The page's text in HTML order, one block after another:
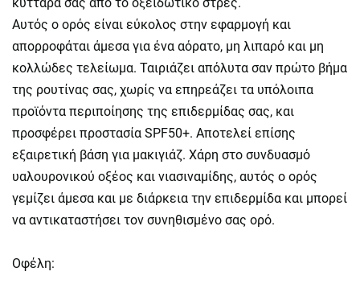
Αυτός ο ορός είναι εύκολος στην εφαρμογή και
απορροφάται άμεσα για ένα αόρατο, μη λιπαρό και μη
κολλώδες τελείωμα. Ταιριάζει απόλυτα σαν πρώτο βήμα
της ρουτίνας σας, χωρίς να επηρεάζει τα υπόλοιπα
προϊόντα περιποίησης της επιδερμίδας σας, και
προσφέρει προστασία SPF50+. Αποτελεί επίσης
εξαιρετική βάση για μακιγιάζ. Χάρη στο συνδυασμό
υαλουρονικού οξέος και νιασιναμίδης, αυτός ο ορός
γεμίζει άμεσα και με διάρκεια την επιδερμίδα και μπορεί
να αντικαταστήσει τον συνηθισμένο σας ορό.
Oφέλη: